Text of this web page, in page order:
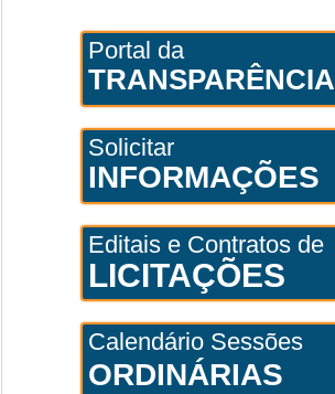
Portal da
TRANSPARÊNCIA
Solicitar
INFORMAÇÕES
Editais e Contratos de
LICITAÇÕES
Calendário Sessões
ORDINÁRIAS